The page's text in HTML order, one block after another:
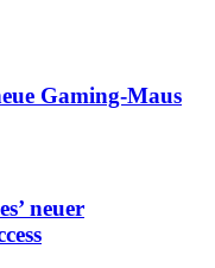
Gaming-Maus
neuer